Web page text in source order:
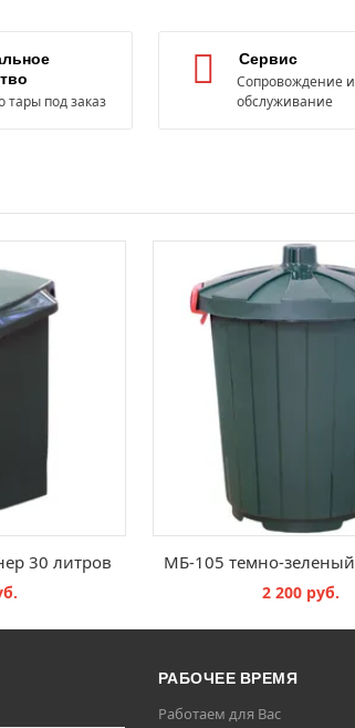
тары под заказ
Сервис
Сопровождение и
обслуживание
30 литров
2 200 руб.
РАБОЧЕЕ ВРЕМЯ
Работаем для Вас